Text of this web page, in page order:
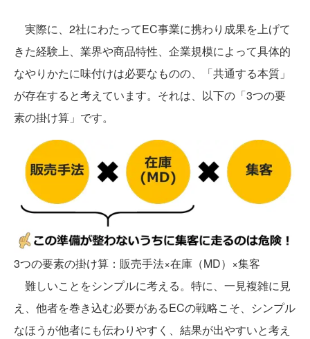
実際に、2社にわたってEC事業に携わり成果を上げて
きた経験上、業界や商品特性、企業規模によって具体的
なやりかたに味付けは必要なものの、「共通する本質」
が存在すると考えています。それは、以下の「3つの要
素の掛け算」です。
3つの要素の掛け算：販売手法×在庫（MD）×集客
難しいことをシンプルに考える。特に、一見複雑に見
え、他者を巻き込む必要があるECの戦略こそ、シンプル
なほうが他者にも伝わりやすく、結果が出やすいと考え